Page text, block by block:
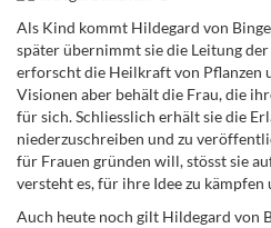
Als Kind kommt Hildegard von
später übernimmt sie die Leitung
erforscht die Heilkraft von Pflanzen
Visionen aber behält die Frau, die
für sich. Schliesslich erhält sie die
niederzuschreiben und zu
für Frauen gründen will, stösst sie
versteht es, für ihre Idee zu kämpfen
Auch heute noch gilt Hildegard von